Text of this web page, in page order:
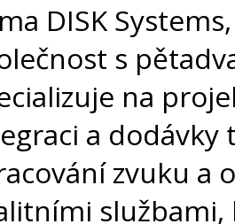
DISK
s
na
a
zvuku a